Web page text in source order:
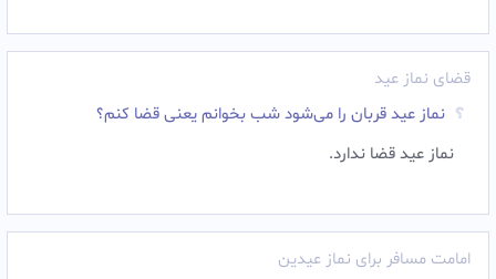
قضای نماز عید
نماز عید قربان را می‌شود شب بخوانم یعنی قضا کنم؟
نماز عید قضا ندارد.
امامت مسافر برای نماز عیدین